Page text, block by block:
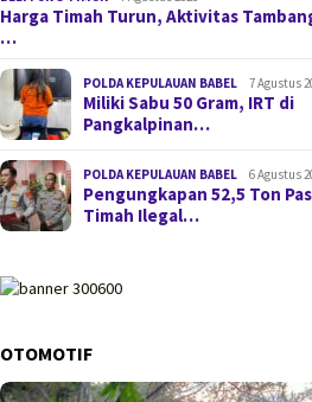
Harga Timah Turun, Aktivitas
…
POLDA KEPULAUAN BABEL 7 Agustus
Miliki Sabu 50 Gram, IRT di
Pangkalpinan…
POLDA KEPULAUAN BABEL 6 Agustus
Pengungkapan 52,5 Ton
Timah Ilegal…
OTOMOTIF